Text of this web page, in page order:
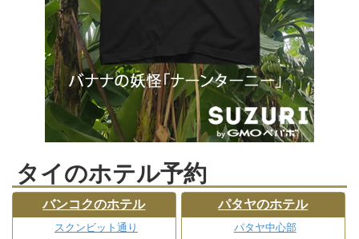
タイのホテル予約
バンコクのホテル
スクンビット通り
パタヤのホテル
パタヤ中心部